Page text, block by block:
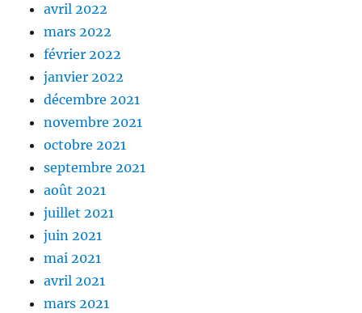
avril 2022
mars 2022
février 2022
janvier 2022
décembre 2021
novembre 2021
octobre 2021
septembre 2021
août 2021
juillet 2021
juin 2021
mai 2021
avril 2021
mars 2021